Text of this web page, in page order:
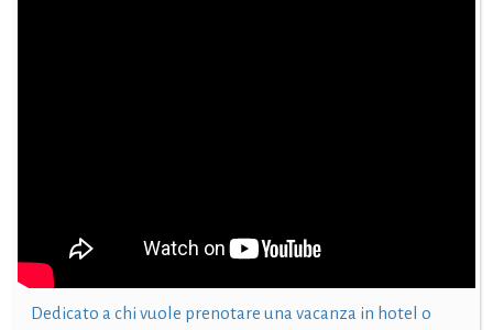
Dedicato a chi vuole prenotare una vacanza in hotel o